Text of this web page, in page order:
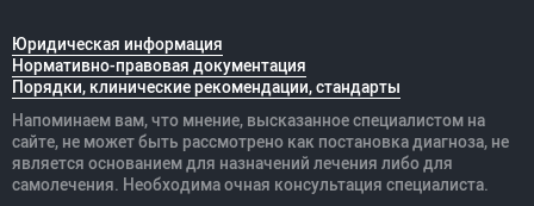
Юридическая информация
Нормативно-правовая документация
Порядки, клинические рекомендации, стандарты
Напоминаем вам, что мнение, высказанное специалистом на
сайте, не может быть рассмотрено как постановка диагноза, не
является основанием для назначений лечения либо для
самолечения. Необходима очная консультация специалиста.